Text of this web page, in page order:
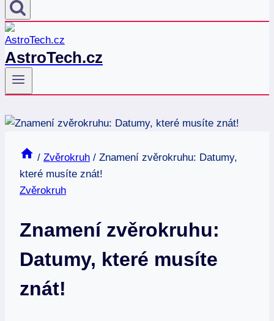
AstroTech.cz
/ Zvěrokruh / Znamení zvěrokruhu: Datumy,
které musíte znát!
Zvěrokruh
Znamení zvěrokruhu:
Datumy, které musíte
znát!